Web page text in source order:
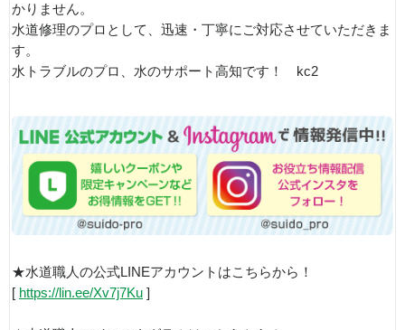
かりません。
水道修理のプロとして、迅速・丁寧にご対応させていただきま
す。
水トラブルのプロ、水のサポート高知です！ kc2
★水道職人の公式LINEアカウントはこちらから！
[ https://lin.ee/Xv7j7Ku ]